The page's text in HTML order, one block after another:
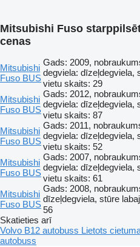
Mitsubishi Fuso
cenas
Mitsubishi
Fuso BUS
Gads: 2009,
degviela: dīzeļdegviela,
vietu skaits: 29
Mitsubishi
Fuso BUS
Gads: 2012,
degviela: dīzeļdegviela,
vietu skaits: 87
Mitsubishi
Fuso BUS
Gads: 2011,
degviela: dīzeļdegviela,
vietu skaits: 52
Mitsubishi
Fuso BUS
Gads: 2007,
degviela: dīzeļdegviela,
vietu skaits: 61
Mitsubishi
Fuso BUS
Gads: 2008,
dīzeļdegviela, stūre
56
Skatieties arī
Volvo B12 autobuss Lietots
autobuss